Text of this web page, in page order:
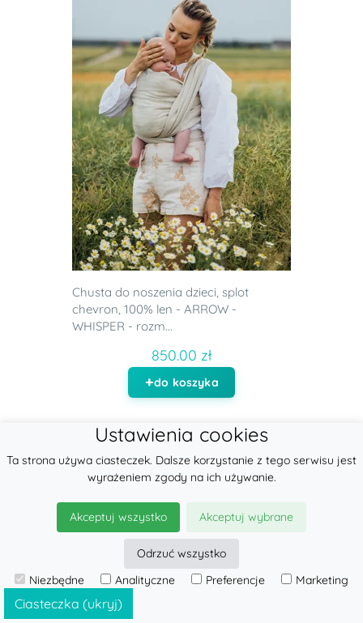
Chusta do noszenia dzieci, splot
chevron, 100% len - ARROW -
WHISPER - rozm...
850.00 zł
do koszyka
Ciasteczka (ukryj)
Ustawienia cookies
Ta strona używa ciasteczek. Dalsze korzystanie z tego serwisu jest
wyrażeniem zgody na ich używanie.
Akceptuj wszystko Akceptuj wybrane
Odrzuć wszystko
Niezbędne
Analityczne Preferencje Marketing